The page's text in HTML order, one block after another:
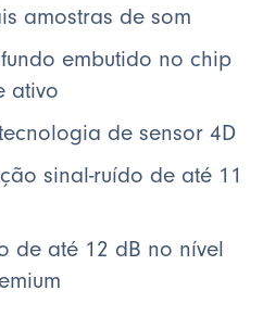
amostras de som
embutido no chip
ativo
de sensor 4D
sinal-ruído de até 11
de até 12 dB no nível